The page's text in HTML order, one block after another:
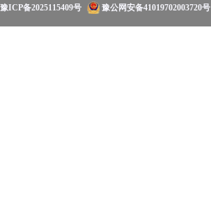
豫ICP备2025115409号 豫公网安备41019702003720号